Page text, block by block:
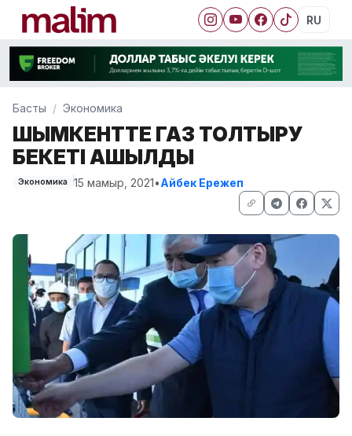
RU
Басты Экономика
ШЫМКЕНТТЕ ГАЗ ТОЛТЫРУ
БЕКЕТІ АШЫЛДЫ
Экономика 15 мамыр, 2021•Айбек Ережеп